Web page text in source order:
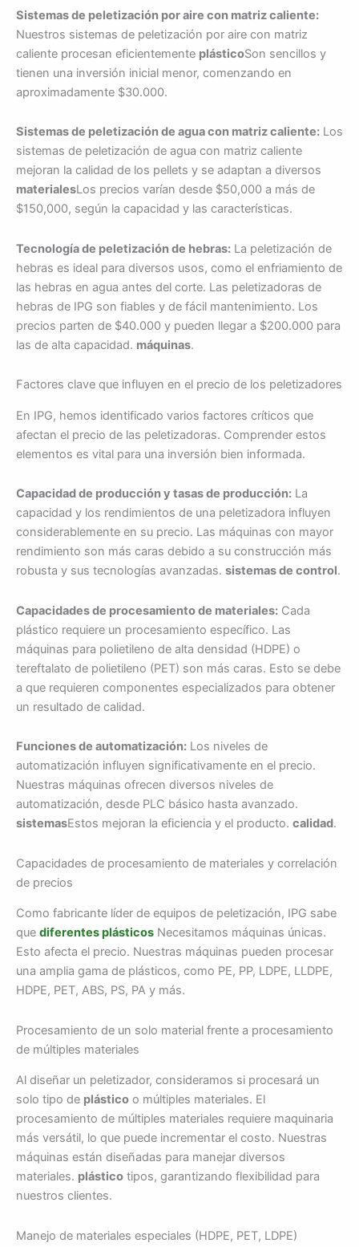
Sistemas de peletización por aire con matriz caliente:
Nuestros sistemas de peletización por aire con matriz
caliente procesan eficientemente plásticoSon sencillos y
tienen una inversión inicial menor, comenzando en
aproximadamente $30.000.
Sistemas de peletización de agua con matriz caliente: Los
sistemas de peletización de agua con matriz caliente
mejoran la calidad de los pellets y se adaptan a diversos
materialesLos precios varían desde $50,000 a más de
$150,000, según la capacidad y las características.
Tecnología de peletización de hebras: La peletización de
hebras es ideal para diversos usos, como el enfriamiento de
las hebras en agua antes del corte. Las peletizadoras de
hebras de IPG son fiables y de fácil mantenimiento. Los
precios parten de $40.000 y pueden llegar a $200.000 para
las de alta capacidad. máquinas.
Factores clave que influyen en el precio de los peletizadores
En IPG, hemos identificado varios factores críticos que
afectan el precio de las peletizadoras. Comprender estos
elementos es vital para una inversión bien informada.
Capacidad de producción y tasas de producción: La
capacidad y los rendimientos de una peletizadora influyen
considerablemente en su precio. Las máquinas con mayor
rendimiento son más caras debido a su construcción más
robusta y sus tecnologías avanzadas. sistemas de control.
Capacidades de procesamiento de materiales: Cada
plástico requiere un procesamiento específico. Las
máquinas para polietileno de alta densidad (HDPE) o
tereftalato de polietileno (PET) son más caras. Esto se debe
a que requieren componentes especializados para obtener
un resultado de calidad.
Funciones de automatización: Los niveles de
automatización influyen significativamente en el precio.
Nuestras máquinas ofrecen diversos niveles de
automatización, desde PLC básico hasta avanzado.
sistemasEstos mejoran la eficiencia y el producto. calidad.
Capacidades de procesamiento de materiales y correlación
de precios
Como fabricante líder de equipos de peletización, IPG sabe
que diferentes plásticos Necesitamos máquinas únicas.
Esto afecta el precio. Nuestras máquinas pueden procesar
una amplia gama de plásticos, como PE, PP, LDPE, LLDPE,
HDPE, PET, ABS, PS, PA y más.
Procesamiento de un solo material frente a procesamiento
de múltiples materiales
Al diseñar un peletizador, consideramos si procesará un
solo tipo de plástico o múltiples materiales. El
procesamiento de múltiples materiales requiere maquinaria
más versátil, lo que puede incrementar el costo. Nuestras
máquinas están diseñadas para manejar diversos
materiales. plástico tipos, garantizando flexibilidad para
nuestros clientes.
Manejo de materiales especiales (HDPE, PET, LDPE)